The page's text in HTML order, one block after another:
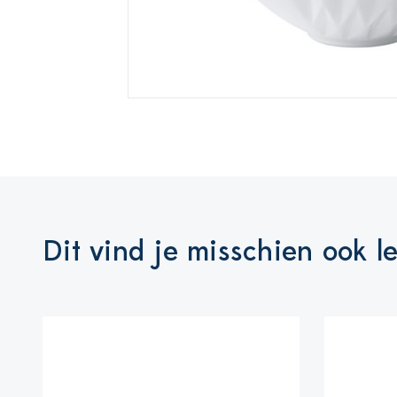
Dit vind je misschien ook